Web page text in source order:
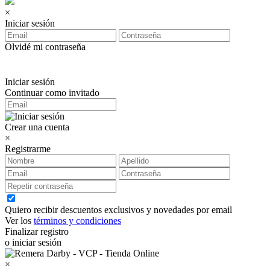
×
Iniciar sesión
Olvidé mi contraseña
Iniciar sesión
Continuar como invitado
Crear una cuenta
×
Registrarme
Quiero recibir descuentos exclusivos y novedades por email
Ver los términos y condiciones
Finalizar registro
o iniciar sesión
×